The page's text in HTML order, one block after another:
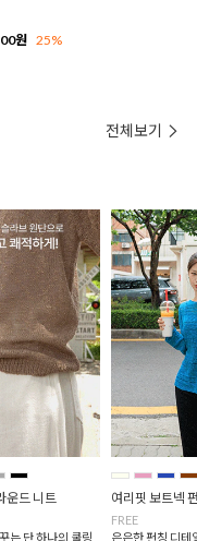
원 25%
전체보기
운드 니트
는 단 하나의 쿨링
여리핏 보트넥
FREE
은은한 펀칭 디테